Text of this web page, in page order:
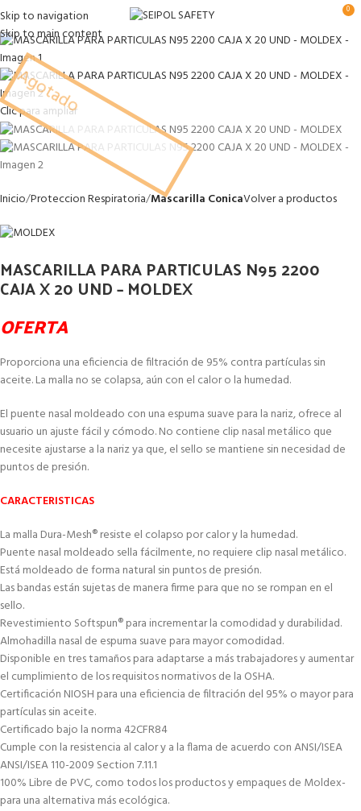
Skip to navigation
Skip to main content
0
Agotado
Clic para ampliar
Inicio Proteccion Respiratoria Mascarilla ConicaVolver a productos
MASCARILLA PARA PARTICULAS N95 2200
CAJA X 20 UND – MOLDEX
OFERTA
Proporciona una eficiencia de filtración de 95% contra partículas sin
aceite. La malla no se colapsa, aún con el calor o la humedad.
El puente nasal moldeado con una espuma suave para la nariz, ofrece al
usuario un ajuste fácil y cómodo. No contiene clip nasal metálico que
necesite ajustarse a la nariz ya que, el sello se mantiene sin necesidad de
puntos de presión.
CARACTERISTICAS
La malla Dura-Mesh® resiste el colapso por calor y la humedad.
Puente nasal moldeado sella fácilmente, no requiere clip nasal metálico.
Está moldeado de forma natural sin puntos de presión.
Las bandas están sujetas de manera firme para que no se rompan en el
sello.
Revestimiento Softspun® para incrementar la comodidad y durabilidad.
Almohadilla nasal de espuma suave para mayor comodidad.
Disponible en tres tamaños para adaptarse a más trabajadores y aumentar
el cumplimiento de los requisitos normativos de la OSHA.
Certificación NIOSH para una eficiencia de filtración del 95% o mayor para
partículas sin aceite.
Certificado bajo la norma 42CFR84
Cumple con la resistencia al calor y a la flama de acuerdo con ANSI/ISEA
ANSI/ISEA 110-2009 Section 7.11.1
100% Libre de PVC, como todos los productos y empaques de Moldex-
para una alternativa más ecológica.